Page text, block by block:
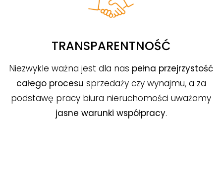
TRANSPARENTNOŚĆ
Niezwykle ważna jest dla nas pełna przejrzystość
całego procesu sprzedaży czy wynajmu, a za
podstawę pracy biura nieruchomości uważamy
jasne warunki współpracy.